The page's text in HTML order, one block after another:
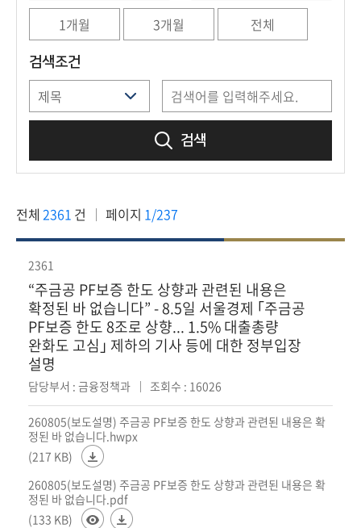
개
적
위
원
1개월 3개월 전체
검색조건
검색
전체 2361 건 페이지 1/237
2361
“주금공 PF보증 한도 상향과 관련된 내용은
확정된 바 없습니다” - 8.5일 서울경제 ｢주금공
PF보증 한도 8조로 상향... 1.5% 대출총량
완화도 고심｣ 제하의 기사 등에 대한 정부입장
설명
담당부서 : 금융정책과 조회수 : 16026
260805(보도설명) 주금공 PF보증 한도 상향과 관련된 내용은 확
정된 바 없습니다.hwpx
(217 KB)
260805(보도설명) 주금공 PF보증 한도 상향과 관련된 내용은 확
정된 바 없습니다.pdf
(133 KB)